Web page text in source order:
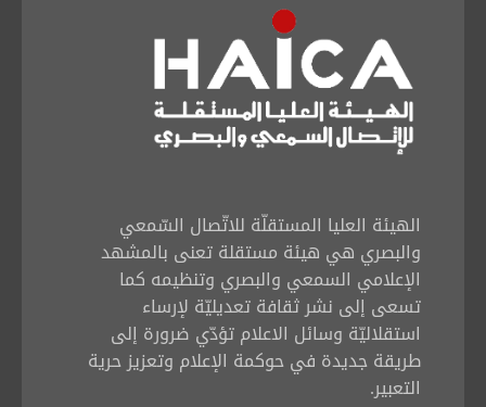
الهيئة العليا المستقلّة للاتّصال السّمعي
والبصري هي هيئة مستقلة تعنى بالمشهد
الإعلامي السمعي والبصري وتنظيمه كما
تسعى إلى نشر ثقافة تعديليّة لإرساء
استقلاليّة وسائل الاعلام تؤدّي ضرورة إلى
طريقة جديدة في حوكمة الإعلام وتعزيز حرية
التعبير.